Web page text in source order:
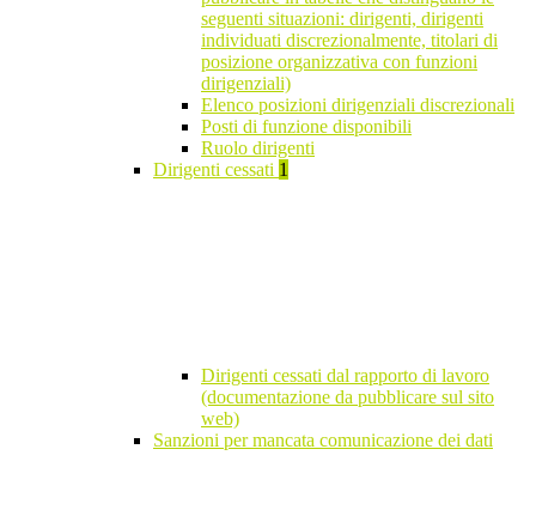
seguenti situazioni: dirigenti, dirigenti
individuati discrezionalmente, titolari di
posizione organizzativa con funzioni
dirigenziali)
Elenco posizioni dirigenziali discrezionali
Posti di funzione disponibili
Ruolo dirigenti
Dirigenti cessati 1
Dirigenti cessati dal rapporto di lavoro
(documentazione da pubblicare sul sito
web)
Sanzioni per mancata comunicazione dei dati